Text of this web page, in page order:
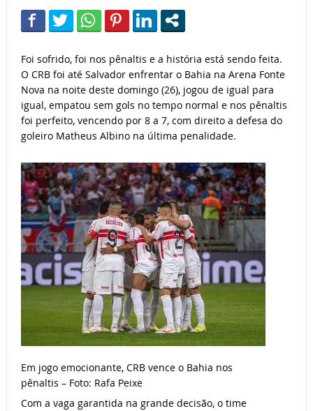
Foi sofrido, foi nos pênaltis e a história está sendo feita.
O CRB foi até Salvador enfrentar o Bahia na Arena Fonte
Nova na noite deste domingo (26), jogou de igual para
igual, empatou sem gols no tempo normal e nos pênaltis
foi perfeito, vencendo por 8 a 7, com direito a defesa do
goleiro Matheus Albino na última penalidade.
Em jogo emocionante, CRB vence o Bahia nos
pênaltis – Foto: Rafa Peixe
Com a vaga garantida na grande decisão, o time